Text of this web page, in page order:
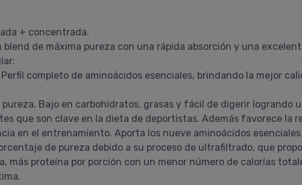
+ concentrada.
blend de máxima pureza con una rápida absorción y una
Perfil completo de aminoácidos esenciales, brindando la mejor
pureza. Bajo en carbohidratos, grasas y fácil de digerir logrando
que son clave en la dieta de deportistas. Además favorece la
en el entrenamiento. Aporta los nueve aminoácidos
de pureza debido a su proceso de ultrafiltrado, que
más proteína por porción con un menor número de calorías